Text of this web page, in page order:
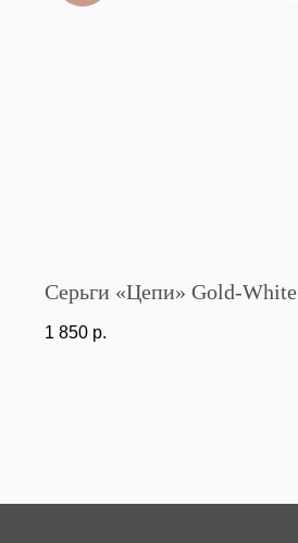
Серьги «Цепи» Gold-White
1 850 р.